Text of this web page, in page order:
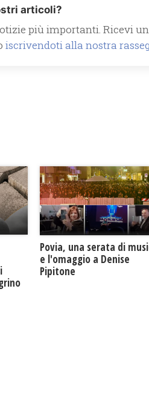
articoli?
più importanti. Ricevi
iscrivendoti alla nostra
Povia, una serata di
e l'omaggio a Denise
Pipitone